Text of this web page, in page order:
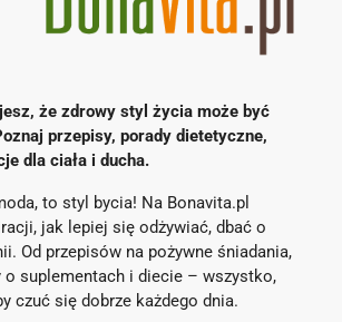
że zdrowy styl życia może być
przepisy, porady dietetyczne,
dla ciała i ducha.
to styl bycia! Na Bonavita.pl
jak lepiej się odżywiać, dbać o
Od przepisów na pożywne śniadania,
o suplementach i diecie – wszystko,
czuć się dobrze każdego dnia.